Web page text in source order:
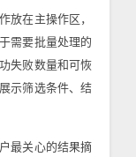
放在主操作区，
需要批量处理的
失败数量和可恢
示筛选条件、结
最关心的结果摘